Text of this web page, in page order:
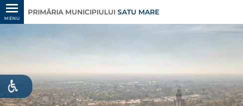
MENU
PRIMĂRIA MUNICIPIULUI SATU MARE